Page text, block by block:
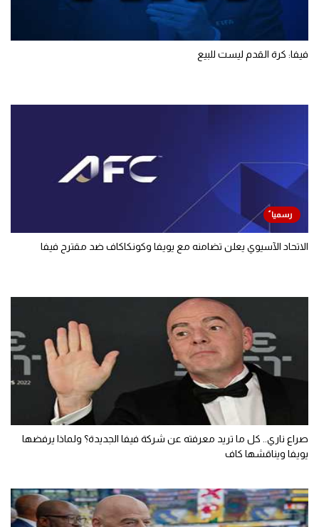
فيفا: كرة القدم ليست للبيع
الاتحاد الآسيوي يعلن تضامنه مع يويفا وكونكاكاف ضد مقترح فيفا
صراع ناري.. كل ما تريد معرفته عن شركة فيفا الجديدة؟ ولماذا يرفضها
يويفا ويناقشها كاف